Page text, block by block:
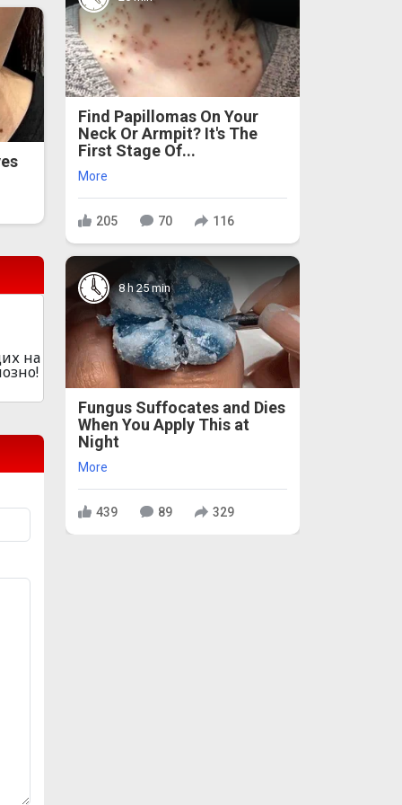
на
Find Papillomas On Your
Neck Or Armpit? It's The
First Stage Of...
More
205 70 116
8 h 25 min
Fungus Suffocates and Dies
When You Apply This at
Night
More
439 89 329